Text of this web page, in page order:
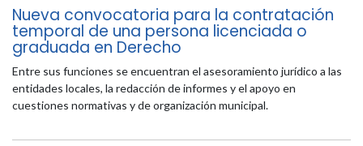
Nueva convocatoria para la contratación
temporal de una persona licenciada o
graduada en Derecho
Entre sus funciones se encuentran el asesoramiento jurídico a las
entidades locales, la redacción de informes y el apoyo en
cuestiones normativas y de organización municipal.